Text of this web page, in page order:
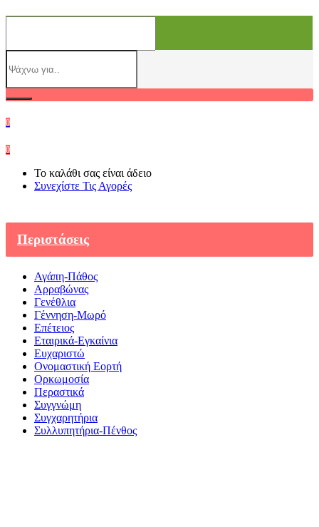
0
0
Το καλάθι σας είναι άδειο
Συνεχίστε Τις Αγορές
Περιστάσεις
Αγάπη-Πάθος
Αρραβώνας
Γενέθλια
Γέννηση-Μωρό
Επέτειος
Εταιρικά-Εγκαίνια
Ευχαριστώ
Ονομαστική Εορτή
Ορκωμοσία
Περαστικά
Συγγνώμη
Συγχαρητήρια
Συλλυπητήρια-Πένθος